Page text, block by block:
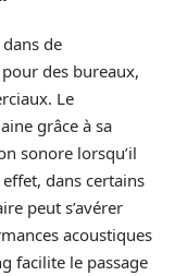
de
des bureaux,
Le
grâce à sa
sonore lorsqu’il
dans certains
peut s’avérer
acoustiques
facilite le passage